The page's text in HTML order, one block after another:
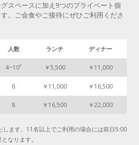
スペースに加え9つのプライベート個
。ご会食やご接待にぜひご利用くださ
人数 ランチ ディナー
4~10* ￥5,500 ￥11,000
6 ￥11,000 ￥16,500
8 ￥16,500 ￥22,000
ます。11名以上でご利用の場合には前日5:00
なります。